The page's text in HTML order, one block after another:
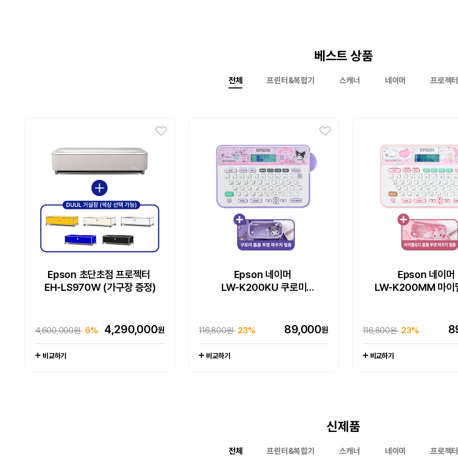
베스트 상품
전체 프린터&복합기 스캐너 네이머 프로젝
Epson 초단초점 프로젝터
EH-LS970W (가구장 증정)
4,600,000원 6% 4,290,000원
비교하기
Epson 네이머
LW-K200KU 쿠로미
116,800원 23% 89,000원
비교하기
Epson 네이머
LW-K200MM 마이
116,800원 23%
비교하기
Epson EcoTank
포토 복합기 L8180
704,000원 0% 704,000원
비교하기
Epson EcoTank Pro
팩스 복합기 L15150
1,065,000원 1% 1,044,000원
비교하기
Epson WorkForce DS-530III
676,000원 38% 417,000원
비교하기
Epson WorkForce DS-785W
679,000원 23% 519,000원
비교하기
Epson WorkForce
545,000원 17%
비교하기
Epson 네이머
LW-K200DA 곰돌이 푸
128,000원 19% 102,800원
비교하기
Epson 네이머
LW-H200RK 리락쿠마
111,000원 20% 88,600원
비교하기
Epson 네이머
LW-K200PK 핑크 라
97,000원 20%
비교하기
Epson 초단초점 프로젝터
EH-LS970W (가구장 증정)
[잇섭 Pick] 엡손 라이프스튜디오
빔프로젝터 (EF-72)
15대 한정 완판
엡손 정품 EH-
신제품
전체 프린터&복합기 스캐너 네이머 프로젝